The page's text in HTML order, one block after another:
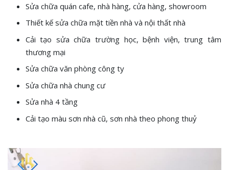
Sửa chữa quán cafe, nhà hàng, cửa hàng, showroom
Thiết kế sửa chữa mặt tiền nhà và nội thất nhà
Cải tạo sửa chữa trường học, bệnh viện, trung tâm
thương mại
Sửa chữa văn phòng công ty
Sửa chữa nhà chung cư
Sửa nhà 4 tầng
Cải tạo màu sơn nhà cũ, sơn nhà theo phong thuỷ